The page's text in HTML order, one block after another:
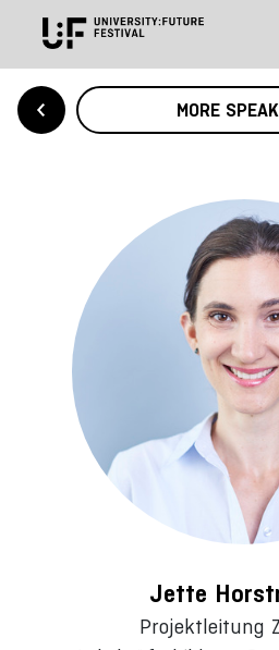
MORE
Jette
Projektleitung